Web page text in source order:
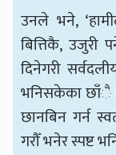
उनले भने,
बित्तिकै, उजुरी
दिनेगरी
भनिसकेका छाँै ।
छानबिन गर्न
गरौँ भनेर स्पष्ट